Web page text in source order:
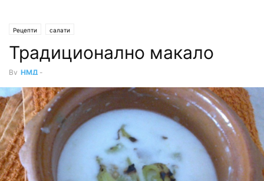
Рецепти салати
Традиционално макало
By НМД -